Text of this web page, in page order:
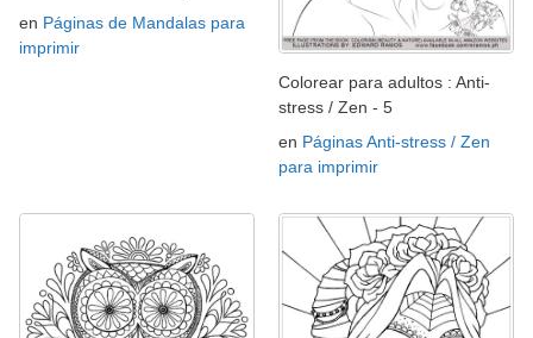
en Páginas de Mandalas para
imprimir
Colorear para adultos : Anti-
stress / Zen - 5
en Páginas Anti-stress / Zen
para imprimir